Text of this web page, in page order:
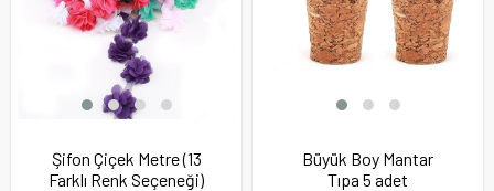
Şifon Çiçek Metre (13
Farklı Renk Seçeneği)
Büyük Boy Mantar
Tıpa 5 adet